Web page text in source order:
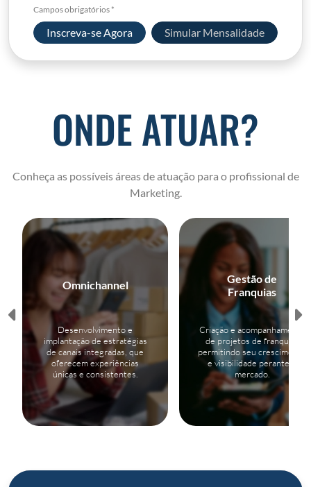
Campos obrigatórios *
Inscreva-se Agora Simular Mensalidade
ONDE ATUAR?
Conheça as possíveis áreas de atuação para o profissional de
Marketing.
Omnichannel
Desenvolvimento e
implantação de estratégias
de canais integradas, que
oferecem experiências
únicas e consistentes.
Gestão de
Franquias
Criação e acompanhamento
de projetos de franquias
permitindo seu crescimento
e visibilidade perante o
mercado.